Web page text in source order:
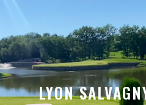
LYON